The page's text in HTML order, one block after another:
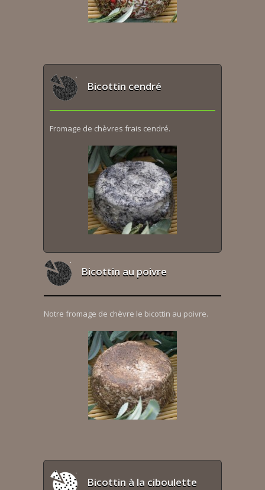
Bicottin cendré
Fromage de chèvres frais cendré.
Bicottin au poivre
Notre fromage de chèvre le bicottin au poivre.
Bicottin à la ciboulette